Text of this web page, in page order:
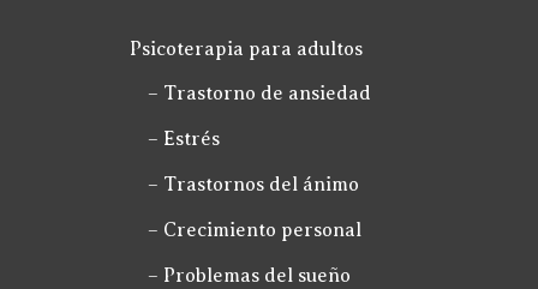
Psicoterapia para adultos
– Trastorno de ansiedad
– Estrés
– Trastornos del ánimo
– Crecimiento personal
– Problemas del sueño